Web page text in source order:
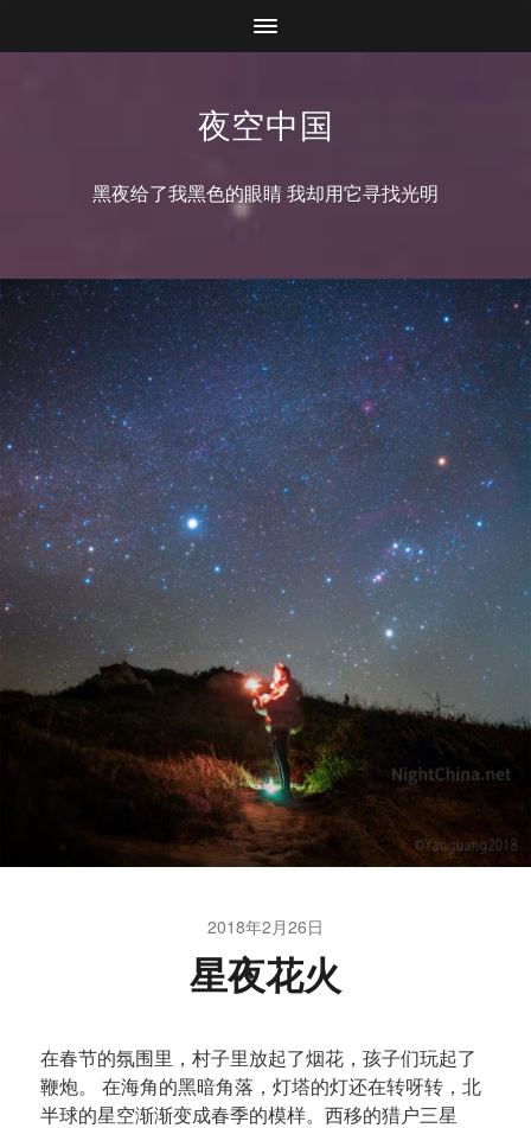
夜空中国
黑夜给了我黑色的眼睛 我却用它寻找光明
2018年2月26日
星夜花火
在春节的氛围里，村子里放起了烟花，孩子们玩起了
鞭炮。 在海角的黑暗角落，灯塔的灯还在转呀转，北
半球的星空渐渐变成春季的模样。西移的猎户三星